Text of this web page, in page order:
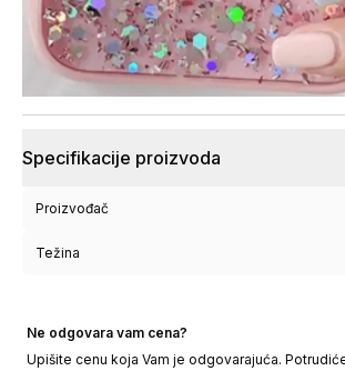
Specifikacije proizvoda
Proizvođač
Težina
Ne odgovara vam cena?
Upišite cenu koja Vam je odgovarajuća.